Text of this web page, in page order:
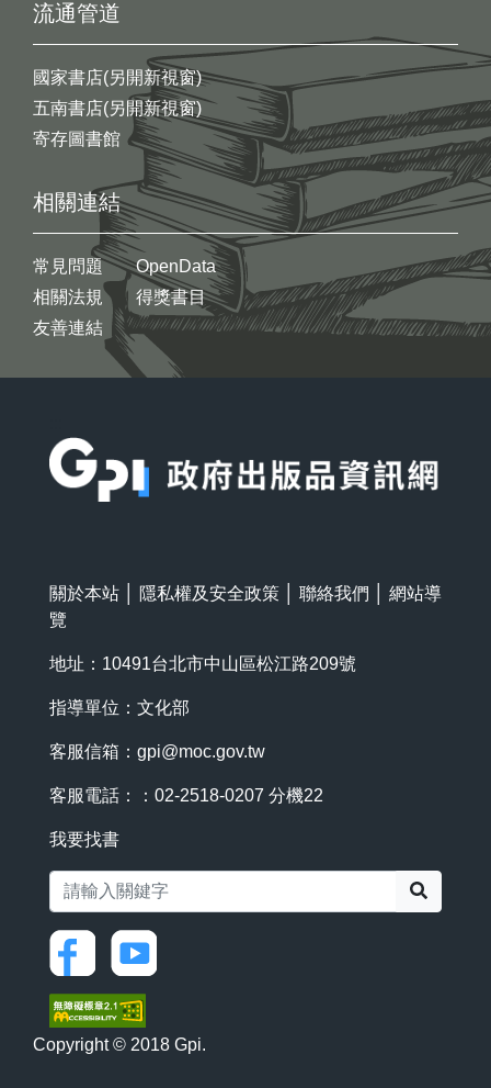
流通管道
國家書店(另開新視窗)
五南書店(另開新視窗)
寄存圖書館
相關連結
常見問題
相關法規
友善連結
OpenData
得獎書目
關於本站 隱私權及安全政策 聯絡我們
網站導
覽
地址：10491台北市中山區松江路209號
指導單位：文化部
客服信箱： gpi@moc.gov.tw
客服電話：：02-2518-0207 分機22
我要找書
Copyright © 2018 Gpi.